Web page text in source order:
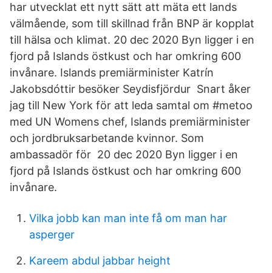
har utvecklat ett nytt sätt att mäta ett lands
välmående, som till skillnad från BNP är kopplat
till hälsa och klimat. 20 dec 2020 Byn ligger i en
fjord på Islands östkust och har omkring 600
invånare. Islands premiärminister Katrín
Jakobsdóttir besöker Seydisfjördur Snart åker
jag till New York för att leda samtal om #metoo
med UN Womens chef, Islands premiärminister
och jordbruksarbetande kvinnor. Som
ambassadör för 20 dec 2020 Byn ligger i en
fjord på Islands östkust och har omkring 600
invånare.
Vilka jobb kan man inte få om man har
asperger
Kareem abdul jabbar height